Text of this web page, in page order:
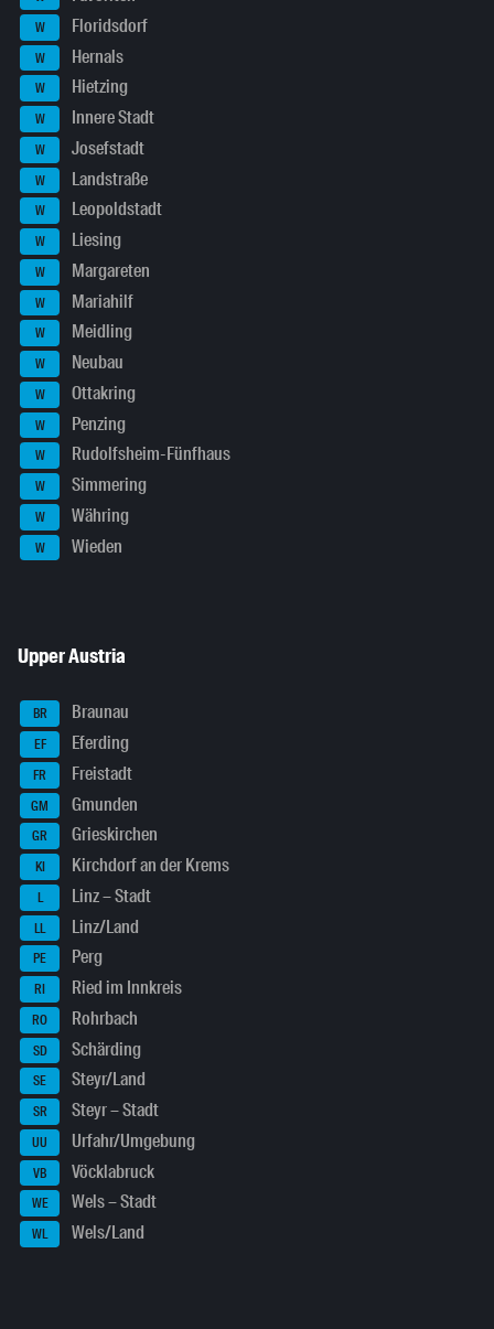
W Floridsdorf
W Hernals
W Hietzing
W Innere Stadt
W Josefstadt
W Landstraße
W Leopoldstadt
W Liesing
W Margareten
W Mariahilf
W Meidling
W Neubau
W Ottakring
W Penzing
W Rudolfsheim-Fünfhaus
W Simmering
W Währing
W Wieden
Upper Austria
BR Braunau
EF Eferding
FR Freistadt
GM Gmunden
GR Grieskirchen
KI Kirchdorf an der Krems
L Linz – Stadt
LL Linz/Land
PE Perg
RI Ried im Innkreis
RO Rohrbach
SD Schärding
SE Steyr/Land
SR Steyr – Stadt
UU Urfahr/Umgebung
VB Vöcklabruck
WE Wels – Stadt
WL Wels/Land